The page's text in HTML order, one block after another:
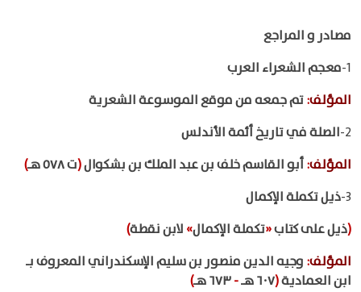
مصادر و المراجع
1- معجم الشعراء العرب
المؤلف:تم جمعه من موقع الموسوعة الشعرية
2- الصلة في تاريخ أئمة الأندلس
المؤلف:أبو القاسم خلف بن عبد الملك بن بشكوال(ت ٥٧٨ هـ
)
3- ذيل تكملة الإكمال
(ذيل على كتاب«تكملة الإكمال» لابن نقطة)
المؤلف: وجيه الدين منصور بن سليم الإسكندراني المعروف بـ
ابن العمادية(٦٠٧ هـ -
)